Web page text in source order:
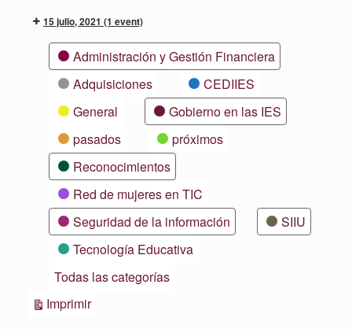
15 julio, 2021 (1 event)
CategoríasAdministración y Gestión Financiera
Adquisiciones
CEDIIES
General
Gobierno en las IES
pasados
próximos
Reconocimientos
Red de mujeres en TIC
Seguridad de la información
SIIU
Tecnología Educativa
Todas las categorías
ImprimirVistas